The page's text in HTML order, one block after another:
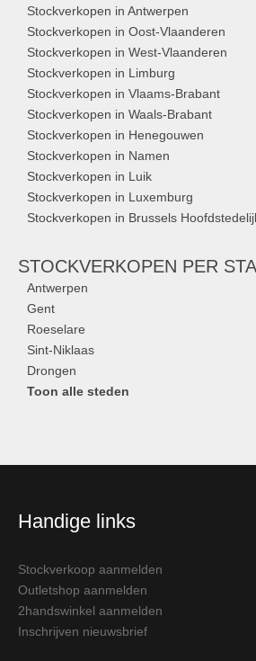
Stockverkopen in Antwerpen
Stockverkopen in Oost-Vlaanderen
Stockverkopen in West-Vlaanderen
Stockverkopen in Limburg
Stockverkopen in Vlaams-Brabant
Stockverkopen in Waals-Brabant
Stockverkopen in Henegouwen
Stockverkopen in Namen
Stockverkopen in Luik
Stockverkopen in Luxemburg
Stockverkopen in Brussels
STOCKVERKOPEN PER
Antwerpen
Gent
Roeselare
Sint-Niklaas
Drongen
Toon alle steden
Handige links
Stockverkoop aanmelden
Outletshop aanmelden
2handswinkel aanmelden
Inschrijven nieuwsbrief